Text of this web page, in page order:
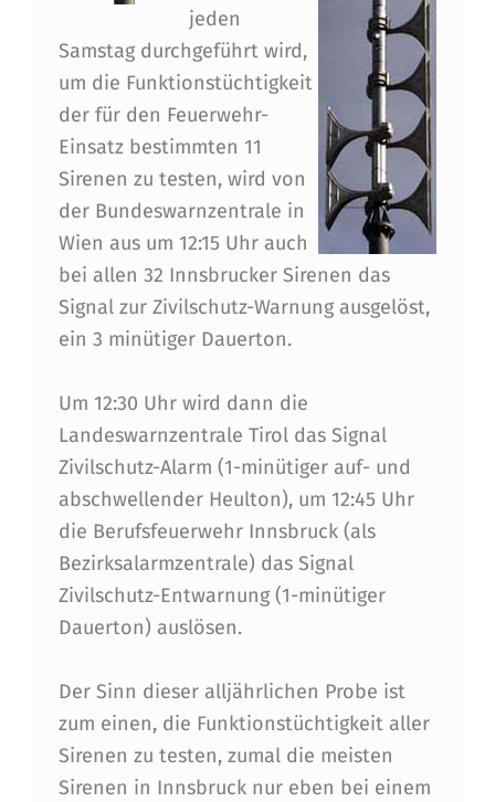
O
B
E
A
L
A
R
M
A
M
1
.
O
K
T
O
B
E
R
jeden
Samstag durchgeführt wird,
um die Funktionstüchtigkeit
der für den Feuerwehr-
Einsatz bestimmten 11
Sirenen zu testen, wird von
der Bundeswarnzentrale in
Wien aus um 12:15 Uhr auch
bei allen 32 Innsbrucker Sirenen das
Signal zur Zivilschutz-Warnung ausgelöst,
ein 3 minütiger Dauerton.
Um 12:30 Uhr wird dann die
Landeswarnzentrale Tirol das Signal
Zivilschutz-Alarm (1-minütiger auf- und
abschwellender Heulton), um 12:45 Uhr
die Berufsfeuerwehr Innsbruck (als
Bezirksalarmzentrale) das Signal
Zivilschutz-Entwarnung (1-minütiger
Dauerton) auslösen.
Der Sinn dieser alljährlichen Probe ist
zum einen, die Funktionstüchtigkeit aller
Sirenen zu testen, zumal die meisten
Sirenen in Innsbruck nur eben bei einem